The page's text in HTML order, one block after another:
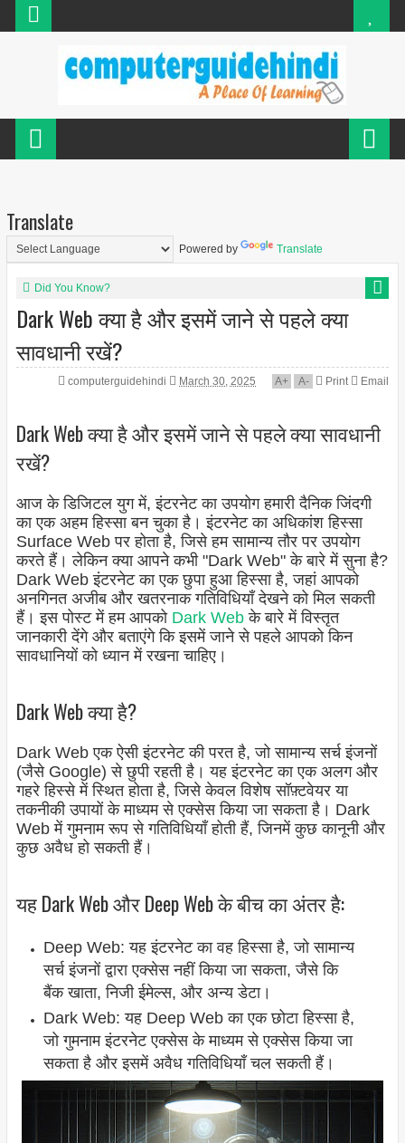
Translate
Powered by Translate
Did You Know?
Dark Web क्या है और इसमें जाने से पहले क्या
सावधानी रखें?
computerguidehindi March 30, 2025 A+ A- Print Email
Dark Web क्या है और इसमें जाने से पहले क्या सावधानी
रखें?
आज के डिजिटल युग में, इंटरनेट का उपयोग हमारी दैनिक जिंदगी
का एक अहम हिस्सा बन चुका है। इंटरनेट का अधिकांश हिस्सा
Surface Web पर होता है, जिसे हम सामान्य तौर पर उपयोग
करते हैं। लेकिन क्या आपने कभी "Dark Web" के बारे में सुना है?
Dark Web इंटरनेट का एक छुपा हुआ हिस्सा है, जहां आपको
अनगिनत अजीब और खतरनाक गतिविधियाँ देखने को मिल सकती
हैं। इस पोस्ट में हम आपको Dark Webके बारे में विस्तृत
जानकारी देंगे और बताएंगे कि इसमें जाने से पहले आपको किन
सावधानियों को ध्यान में रखना चाहिए।
Dark Web क्या है?
Dark Web एक ऐसी इंटरनेट की परत है, जो सामान्य सर्च इंजनों
(जैसे Google) से छुपी रहती है। यह इंटरनेट का एक अलग और
गहरे हिस्से में स्थित होता है, जिसे केवल विशेष सॉफ़्टवेयर या
तकनीकी उपायों के माध्यम से एक्सेस किया जा सकता है। Dark
Web में गुमनाम रूप से गतिविधियाँ होती हैं, जिनमें कुछ कानूनी और
कुछ अवैध हो सकती हैं।
यह Dark Web और Deep Web के बीच का अंतर है:
Deep Web: यह इंटरनेट का वह हिस्सा है, जो सामान्य
सर्च इंजनों द्वारा एक्सेस नहीं किया जा सकता, जैसे कि
बैंक खाता, निजी ईमेल्स, और अन्य डेटा।
Dark Web: यह Deep Web का एक छोटा हिस्सा है,
जो गुमनाम इंटरनेट एक्सेस के माध्यम से एक्सेस किया जा
सकता है और इसमें अवैध गतिविधियाँ चल सकती हैं।